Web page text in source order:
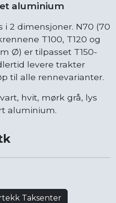
aluminium
i 2 dimensjoner. N70 (70
T100, T120 og
Ø) er tilpasset T150-
levere trakter
til alle rennevarianter.
hvit, mørk grå, lys
aluminium.
Taksenter